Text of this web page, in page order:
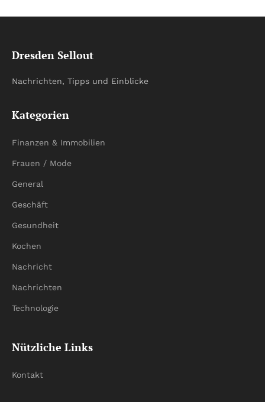
Dresden Sellout
Nachrichten, Tipps und Einblicke
Kategorien
Finanzen & Immobilien
Frauen / Mode
General
Geschäft
Gesundheit
Kochen
Nachricht
Nachrichten
Technologie
Nützliche Links
Kontakt